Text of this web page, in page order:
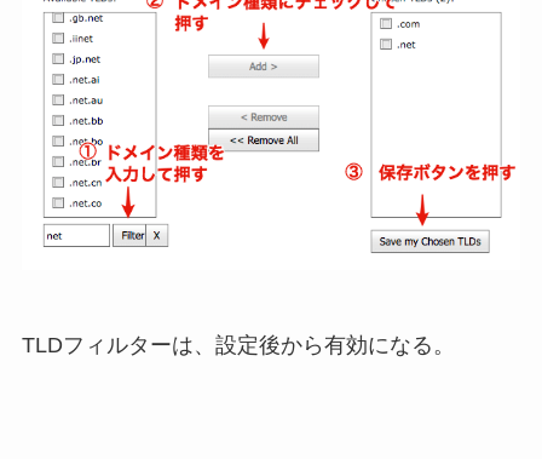
TLDフィルターは、設定後から有効になる。